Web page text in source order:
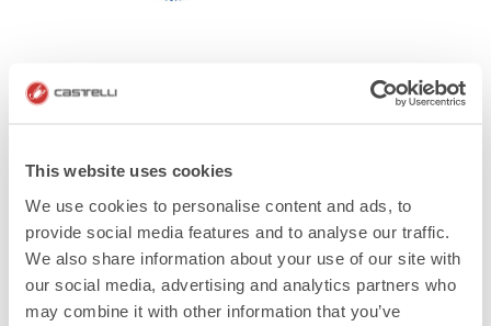
This website uses cookies
We use cookies to personalise content and ads, to
provide social media features and to analyse our traffic.
We also share information about your use of our site with
our social media, advertising and analytics partners who
may combine it with other information that you’ve